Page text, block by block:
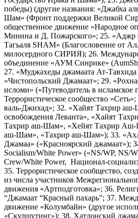
победы) (другие названия: «Джабха
Шам» (Фронт поддержки Великой
общественное движение «Народное
Минина и Д. Пожарского»; 25. «Аджр
Тагьаля SHAM» (Благословение от
милосердного СИРИЯ); 26.
объединение «АУМ Синрике»
27. «Муджахеды джамаата Ат-
«Чистопольский Джамаат»; 29.
исломи» («Путеводитель в исламское
Террористическое сообщество
валь-Джихад»; 32. «Хайят Тахрир
освобождения Леванта», «Хайят
Тахрир аш-Шам», «Хейят Тахрир
аш-Шам», «Тахрир аш-Шам»); 33.
Джамаа» («Красноярский джамаат»);
Socialism/White Power» («NS/WP, NS/
Crew/White Power, Национал-
35. Террористическое сообщество,
из числа участников
движения «Артподготовка»; 36.
“Джамаат “Красный пахарь”; 37.
движение «Колумбайн» (другое
«Скулшутинг»); 38. Хатлонский